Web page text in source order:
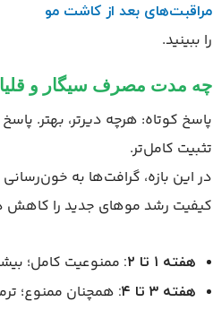
مراقبت‌های بعد از کاشت مو
را ببینید.
چه مدت مصرف سیگار و
پاسخ کوتاه: هرچه دیرتر، بهتر.
تثبیت کامل‌تر.
در این بازه، گرافت‌ها به
کیفیت رشد موهای جدید را کاهش
هفته ۱ تا ۲: ممنوعیت کامل؛
هفته ۳ تا ۴: همچنان ممنوع؛